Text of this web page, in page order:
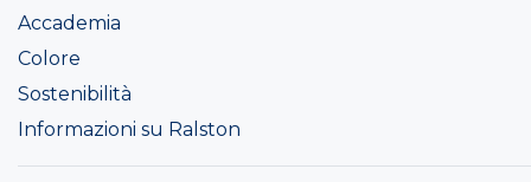
Accademia
Colore
Sostenibilità
Informazioni su Ralston